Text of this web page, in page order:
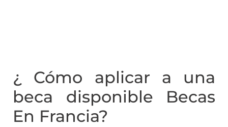
¿ Cómo aplicar a una
beca disponible Becas
En Francia?